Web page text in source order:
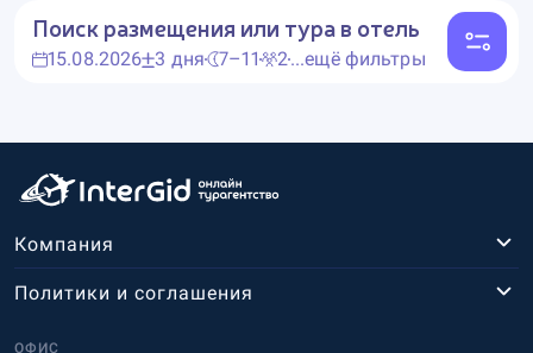
Поиск размещения или тура в отель
15.08.2026 3 дня 7–11 2...ещё фильтры
Компания
ОФИС
Политики и соглашения